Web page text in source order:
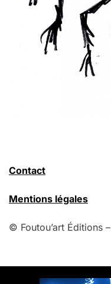
Contact
Mentions légales
© Foutou’art Éditions –